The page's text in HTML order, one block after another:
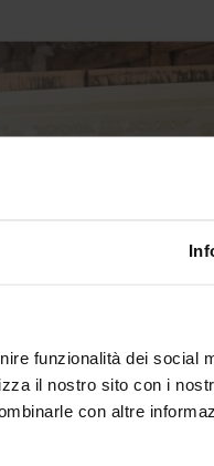
funzionalità dei social
il nostro sito con i
con altre